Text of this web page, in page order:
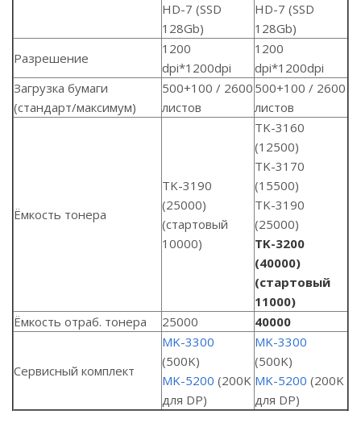
HD-7 (SSD
128Gb)
HD-7 (SSD
128Gb)
Разрешение
1200
dpi*1200dpi
1200
dpi*1200dpi
Загрузка бумаги
(стандарт/максимум)
500+100 / 2600
листов
500+100 / 2600
листов
Ёмкость тонера
TK-3190
(25000)
(стартовый
10000)
TK-3160
(12500)
TK-3170
(15500)
TK-3190
(25000)
TK-3200
(40000)
(стартовый
11000)
Ёмкость отраб. тонера
25000 40000
Сервисный комплект
MK-3300
(500K)
MK-5200 (200K
для DP)
MK-3300
(500K)
MK-5200 (200K
для DP)